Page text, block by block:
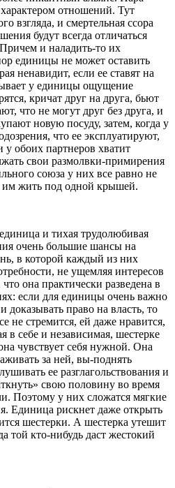
отношений. Тут
взгляда, и смертельная ссора
будут всегда отличаться
и наладить-то их
единицы не может оставить
ненавидит, если ее ставят на
у единицы ощущение
кричат друг на друга, бьют
что не могут друг без друга, и
новую посуду, затем, когда у
что ее эксплуатируют,
у обоих партнеров хватит
свои размолвки-примирения
союза у них все равно не
жить под одной крышей.
и тихая трудолюбивая
очень большие шансы на
в которой каждый из них
не ущемляя интересов
она практически разведена в
если для единицы очень важно
доказывать право на власть, то
не стремится, ей даже нравится,
в себе и независимая, шестерке
чувствует себя нужной. Она
за ней, вы-поднять
ее разглагольствования и
свою половину во время
Поэтому у них сложатся мягкие
Единица рискнет даже открыть
шестерки. А шестерка утешит
той кто-нибудь даст жестокий